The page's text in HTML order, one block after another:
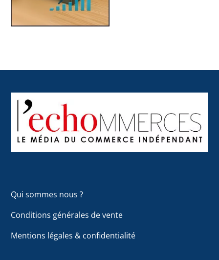
To
Top
Qui sommes nous ?
Conditions générales de vente
Mentions légales & confidentialité